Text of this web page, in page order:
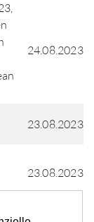
24.08.2023
23.08.2023
23.08.2023